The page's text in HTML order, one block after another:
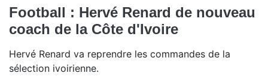
Football : Hervé Renard de nouveau
coach de la Côte d'Ivoire
Hervé Renard va reprendre les commandes de la
sélection ivoirienne.